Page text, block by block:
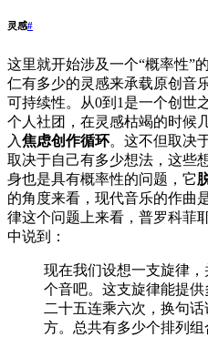
灵感#
这里就开始涉及一个“概率性”
仁有多少的灵感来承载原创音
可持续性。从0到1是一个创世
个人社团，在灵感枯竭的时候
入焦虑创作循环。这不但取决
取决于自己有多少想法，这些
身也是具有概率性的问题，它
的角度来看，现代音乐的作曲
律这个问题上来看，普罗科菲
中说到：
现在我们设想一支旋律
个音吧。这支旋律能提
二十五连乘六次，换句
方。总共有多少个排列